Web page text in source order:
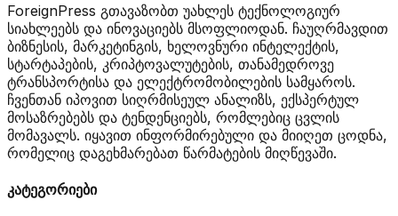
ForeignPress გთავაზობთ უახლეს ტექნოლოგიურ
სიახლეებს და ინოვაციებს მსოფლიოდან. ჩაუღრმავდით
ბიზნესის, მარკეტინგის, ხელოვნური ინტელექტის,
სტარტაპების, კრიპტოვალუტების, თანამედროვე
ტრანსპორტისა და ელექტრომობილების სამყაროს.
ჩვენთან იპოვით სიღრმისეულ ანალიზს, ექსპერტულ
მოსაზრებებს და ტენდენციებს, რომლებიც ცვლის
მომავალს. იყავით ინფორმირებული და მიიღეთ ცოდნა,
რომელიც დაგეხმარებათ წარმატების მიღწევაში.
კატეგორიები